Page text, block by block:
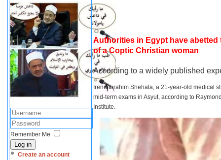
Remember Me
Log in
Create an account
Authorities in Egypt have
of a Coptic Christian woman
According to a widely published
Irene Ibrahim Shehata, a 21-year-old medical
mid-term exams in Asyut, according to
Institute.